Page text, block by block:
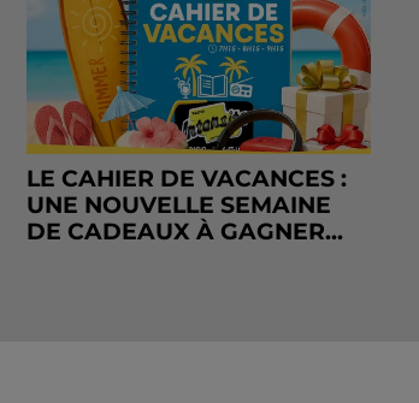
LE CAHIER DE VACANCES :
UNE NOUVELLE SEMAINE
DE CADEAUX À GAGNER...